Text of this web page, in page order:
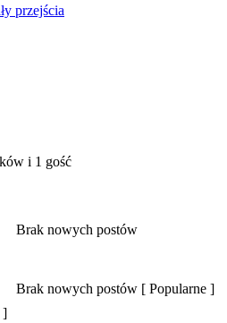
przejścia
i 1 gość
Brak nowych postów
Brak nowych postów [ Popularne ]